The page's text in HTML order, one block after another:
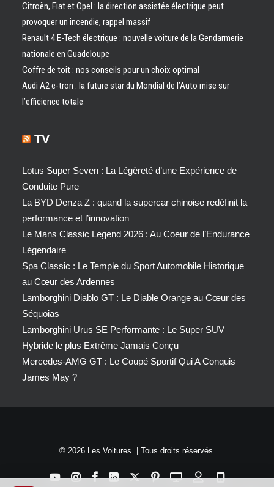
Citroën, Fiat et Opel : la direction assistée électrique peut
provoquer un incendie, rappel massif
Renault 4 E-Tech électrique : nouvelle voiture de la Gendarmerie
nationale en Guadeloupe
Coffre de toit : nos conseils pour un choix optimal
Audi A2 e-tron : la future star du Mondial de l’Auto mise sur
l’efficience totale
TV
Lotus Super Seven : La Légèreté d’une Expérience de
Conduite Pure
La BYD Denza Z : quand la supercar chinoise redéfinit la
performance et l’innovation
Le Mans Classic Legend 2026 : Au Coeur de l’Endurance
Légendaire
Spa Classic : Le Temple du Sport Automobile Historique
au Cœur des Ardennes
Lamborghini Diablo GT : Le Diable Orange au Cœur des
Séquoias
Lamborghini Urus SE Performante : Le Super SUV
Hybride le plus Extrême Jamais Conçu
Mercedes-AMG GT : Le Coupé Sportif Qui A Conquis
James May ?
© 2026 Les Voitures. | Tous droits réservés.